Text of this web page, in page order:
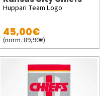
Huppari Team Logo
45,00€
(norm. 89,90€)